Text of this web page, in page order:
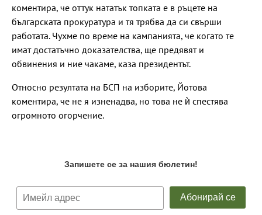
коментира, че оттук нататък топката е в ръцете на
българската прокуратура и тя трябва да си свърши
работата. Чухме по време на кампанията, че когато те
имат достатъчно доказателства, ще предявят и
обвинения и ние чакаме, каза президентът.
Относно резултата на БСП на изборите, Йотова
коментира, че не я изненадва, но това не ѝ спестява
огромното огорчение.